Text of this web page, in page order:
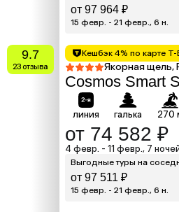
от 97 964 ₽
15 февр. - 21 февр., 6 н.
9.7
23 отзыва
Кешбэк 4% по карте Т-
Якорная щель,
Cosmos Smart
линия галька 270
от 74 582 ₽
4 февр. - 11 февр., 7
Выгодные туры на
от 97 511 ₽
15 февр. - 21 февр., 6 н.